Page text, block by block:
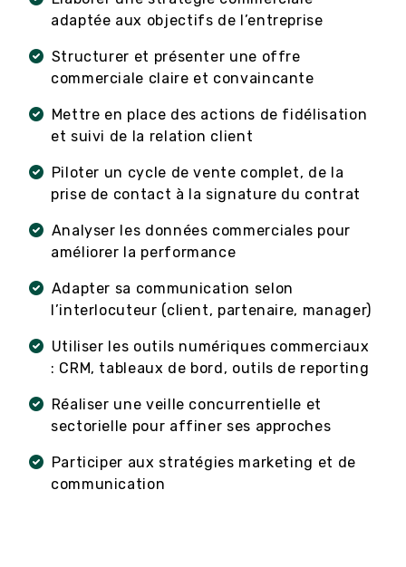
adaptée aux objectifs de l’entreprise
Structurer et présenter une offre
commerciale claire et convaincante
Mettre en place des actions de fidélisation
et suivi de la relation client
Piloter un cycle de vente complet, de la
prise de contact à la signature du contrat
Analyser les données commerciales pour
améliorer la performance
Adapter sa communication selon
l’interlocuteur (client, partenaire, manager)
Utiliser les outils numériques commerciaux
: CRM, tableaux de bord, outils de reporting
Réaliser une veille concurrentielle et
sectorielle pour affiner ses approches
Participer aux stratégies marketing et de
communication